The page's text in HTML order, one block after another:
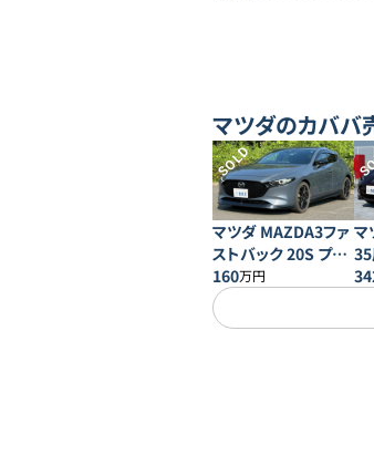
マツダのカババ
SOLD
マツダ MAZDA3ファ
ストバック 20S プロ
アクティブ
160万円
マ